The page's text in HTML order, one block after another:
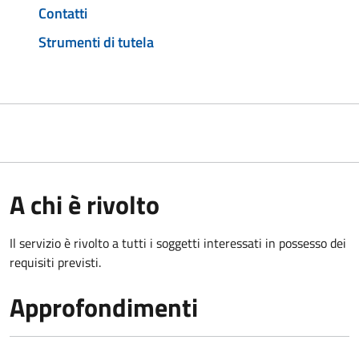
Contatti
Strumenti di tutela
A chi è rivolto
Il servizio è rivolto a tutti i soggetti interessati in possesso dei
requisiti previsti.
Approfondimenti